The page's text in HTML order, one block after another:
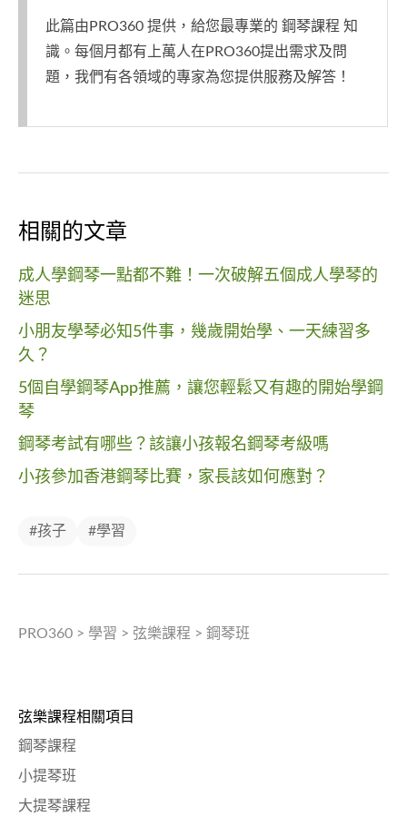
此篇由PRO360 提供，給您最專業的 鋼琴課程 知
識。每個月都有上萬人在PRO360提出需求及問
題，我們有各領域的專家為您提供服務及解答！
相關的文章
成人學鋼琴一點都不難！一次破解五個成人學琴的
迷思
小朋友學琴必知5件事，幾歲開始學、一天練習多
久？
5個自學鋼琴App推薦，讓您輕鬆又有趣的開始學鋼
琴
鋼琴考試有哪些？該讓小孩報名鋼琴考級嗎
小孩參加香港鋼琴比賽，家長該如何應對？
#孩子 #學習
PRO360 > 學習 > 弦樂課程 > 鋼琴班
弦樂課程相關項目
鋼琴課程
小提琴班
大提琴課程